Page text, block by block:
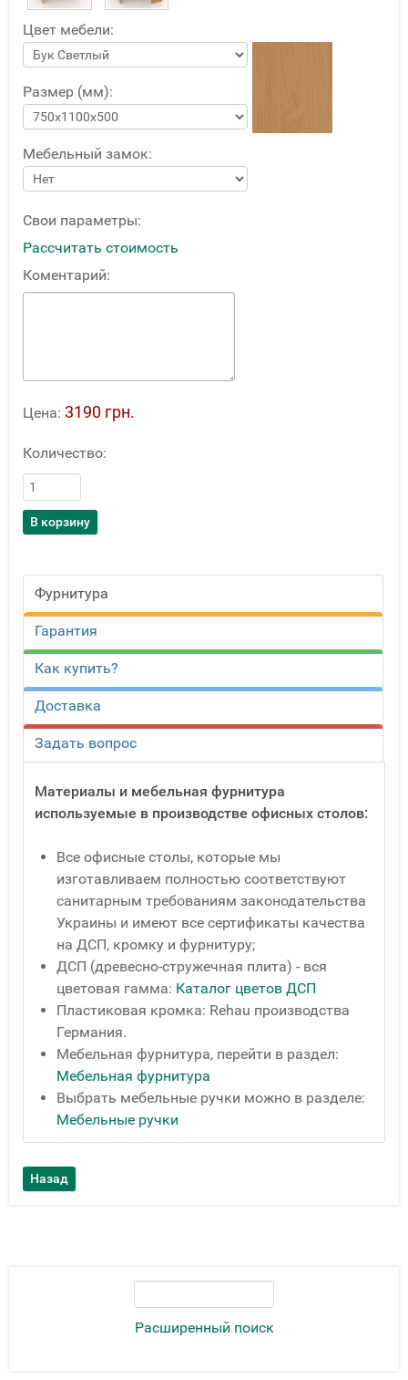
Расширенный поиск
Цвет мебели:
Размер (мм):
Мебельный замок:
Свои параметры:
Рассчитать стоимость
Коментарий:
Цена: 3190 грн.
Количество:
Фурнитура
Гарантия
Как купить?
Доставка
Задать вопрос
Материалы и мебельная фурнитура
используемые в производстве офисных столов:
Все офисные столы, которые мы
изготавливаем полностью соответствуют
санитарным требованиям законодательства
Украины и имеют все сертификаты качества
на ДСП, кромку и фурнитуру;
ДСП (древесно-стружечная плита) - вся
цветовая гамма: Каталог цветов ДСП
Пластиковая кромка: Rehau производства
Германия.
Мебельная фурнитура, перейти в раздел:
Мебельная фурнитура
Выбрать мебельные ручки можно в разделе:
Мебельные ручки